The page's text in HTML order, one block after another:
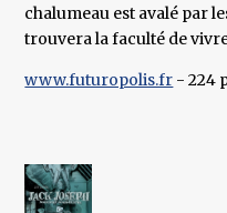
chalumeau est avalé par
trouvera la faculté de
www.futuropolis.fr - 224